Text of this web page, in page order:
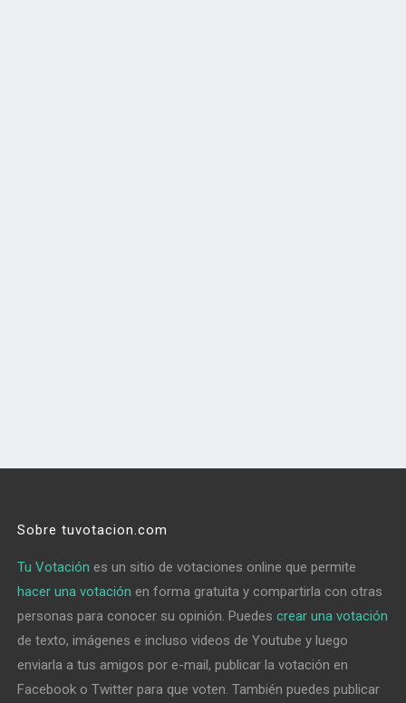
Sobre tuvotacion.com
Tu Votación es un sitio de votaciones online que permite
hacer una votación en forma gratuita y compartirla con otras
personas para conocer su opinión. Puedescrear una votación
de texto, imágenes e incluso videos de Youtube y luego
enviarla a tus amigos por e-mail, publicar la votación en
Facebook o Twitter para que voten. También puedes publicar